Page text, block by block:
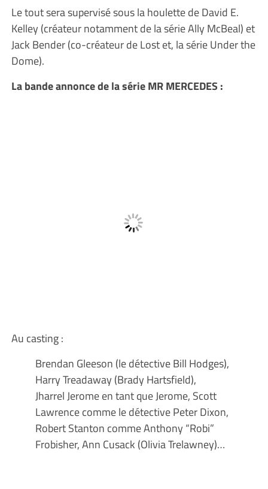
Le tout sera supervisé sous la houlette de David E.
Kelley (créateur notamment de la série Ally McBeal) et
Jack Bender (co-créateur de Lost et, la série Under the
Dome).
La bande annonce de la série MR MERCEDES :
Au casting :
Brendan Gleeson (le détective Bill Hodges),
Harry Treadaway (Brady Hartsfield),
Jharrel Jerome en tant que Jerome, Scott
Lawrence comme le détective Peter Dixon,
Robert Stanton comme Anthony “Robi”
Frobisher, Ann Cusack (Olivia Trelawney)…